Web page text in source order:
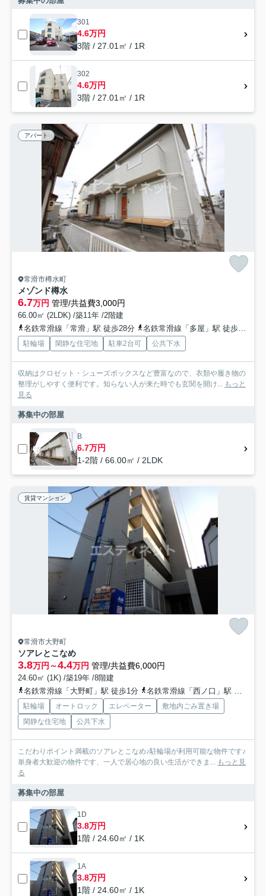
301
4.6万円
3階 / 27.01㎡ / 1R
302
4.6万円
3階 / 27.01㎡ / 1R
アパート
常滑市樽水町
メゾンド樽水
6.7万円 管理/共益費3,000円
66.00㎡ (2LDK) /築11年 /2階建
名鉄常滑線「常滑」駅 徒歩28分
名鉄常滑線「多屋」駅 徒歩39分
駐輪場 閑静な住宅地 駐車2台可 公共下水
収納はクロゼット・シューズボックスなど豊富なので、衣類や履き物の
整理がしやすく便利です。知らない人が来た時でも玄関を開け... もっと
見る
募集中の部屋
B
6.7万円
1-2階 / 66.00㎡ / 2LDK
賃貸マンション
常滑市大野町
ソアレとこなめ
3.8万円～4.4万円 管理/共益費6,000円
24.60㎡ (1K) /築19年 /8階建
名鉄常滑線「大野町」駅 徒歩1分
名鉄常滑線「西ノ口」駅 徒歩17分
駐輪場 オートロック エレベーター
敷地内ごみ置き場
閑静な住宅地
公共下水
こだわりポイント満載のソアレとこなめ♪駐輪場が利用可能な物件です♪
単身者大歓迎の物件です、一人で居心地の良い生活ができま... もっと見
る
募集中の部屋
1D
3.8万円
1階 / 24.60㎡ / 1K
1A
3.8万円
1階 / 24.60㎡ / 1K